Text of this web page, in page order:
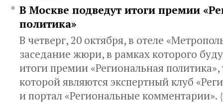
В Москве подведут итоги премии
политика»
В четверг, 20 октября, в отеле
заседание жюри, в рамках которого
итоги премии «Региональная
которой являются экспертный клуб
и портал «Региональные комментарии». {